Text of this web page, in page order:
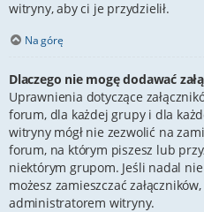
witryny, aby ci je przydzielił.
Na górę
Dlaczego nie mogę dodawać
Uprawnienia dotyczące
forum, dla każdej grupy i dla
witryny mógł nie zezwolić na
forum, na którym piszesz lub
niektórym grupom. Jeśli nadal
możesz zamieszczać
administratorem witryny.